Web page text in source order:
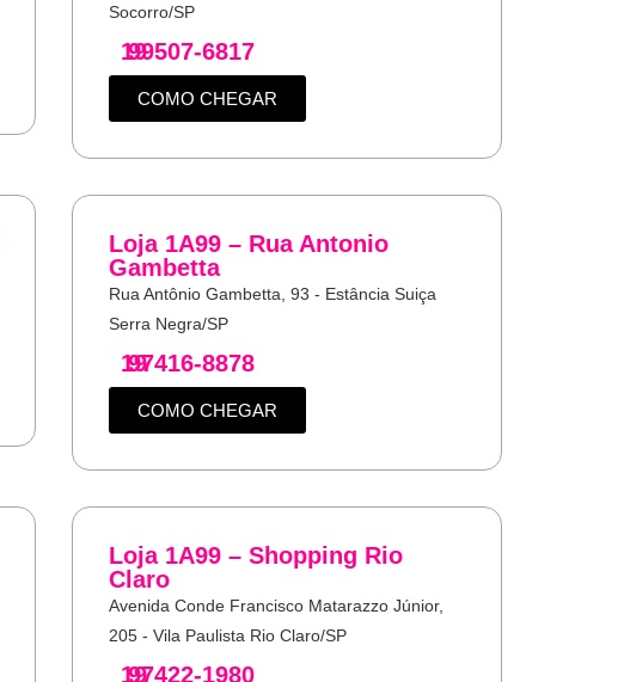
Socorro/SP
19
99507-6817
COMO CHEGAR
Loja 1A99 – Rua Antonio
Gambetta
Rua Antônio Gambetta, 93 - Estância Suiça
Serra Negra/SP
19
97416-8878
COMO CHEGAR
Loja 1A99 – Shopping Rio
Claro
Avenida Conde Francisco Matarazzo Júnior,
205 - Vila Paulista Rio Claro/SP
19
97422-1980